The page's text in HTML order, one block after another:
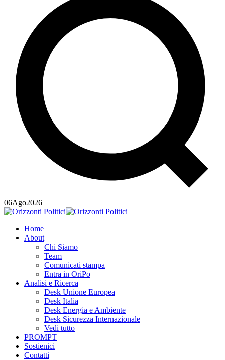
06Ago2026
Home
About
Chi Siamo
Team
Comunicati stampa
Entra in OriPo
Analisi e Ricerca
Desk Unione Europea
Desk Italia
Desk Energia e Ambiente
Desk Sicurezza Internazionale
Vedi tutto
PROMPT
Sostienici
Contatti